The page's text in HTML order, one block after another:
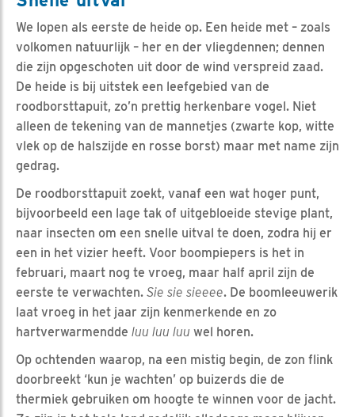
We lopen als eerste de heide op. Een heide met – zoals
volkomen natuurlijk – her en der vliegdennen; dennen
die zijn opgeschoten uit door de wind verspreid zaad.
De heide is bij uitstek een leefgebied van de
roodborsttapuit, zo’n prettig herkenbare vogel. Niet
alleen de tekening van de mannetjes (zwarte kop, witte
vlek op de halszijde en rosse borst) maar met name zijn
gedrag.
De roodborsttapuit zoekt, vanaf een wat hoger punt,
bijvoorbeeld een lage tak of uitgebloeide stevige plant,
naar insecten om een snelle uitval te doen, zodra hij er
een in het vizier heeft. Voor boompiepers is het in
februari, maart nog te vroeg, maar half april zijn de
eerste te verwachten. Sie sie sieeee. De boomleeuwerik
laat vroeg in het jaar zijn kenmerkende en zo
hartverwarmendde luu luu luu wel horen.
Op ochtenden waarop, na een mistig begin, de zon flink
doorbreekt ‘kun je wachten’ op buizerds die de
thermiek gebruiken om hoogte te winnen voor de jacht.